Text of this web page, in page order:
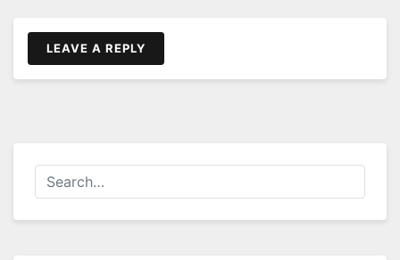
LEAVE A REPLY